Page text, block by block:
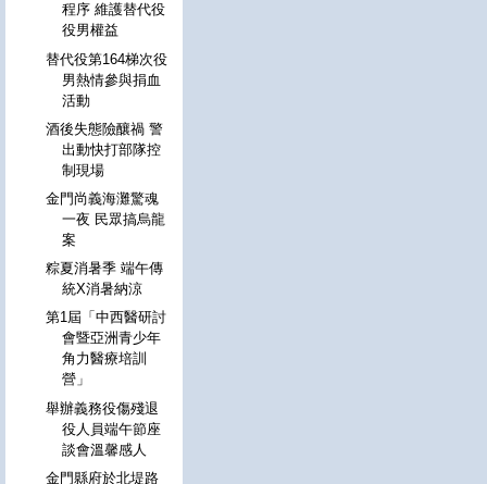
程序 維護替代役
役男權益
替代役第164梯次役
男熱情參與捐血
活動
酒後失態險釀禍 警
出動快打部隊控
制現場
金門尚義海灘驚魂
一夜 民眾搞烏龍
案
粽夏消暑季 端午傳
統X消暑納涼
第1屆「中西醫研討
會暨亞洲青少年
角力醫療培訓
營」
舉辦義務役傷殘退
役人員端午節座
談會溫馨感人
金門縣府於北堤路